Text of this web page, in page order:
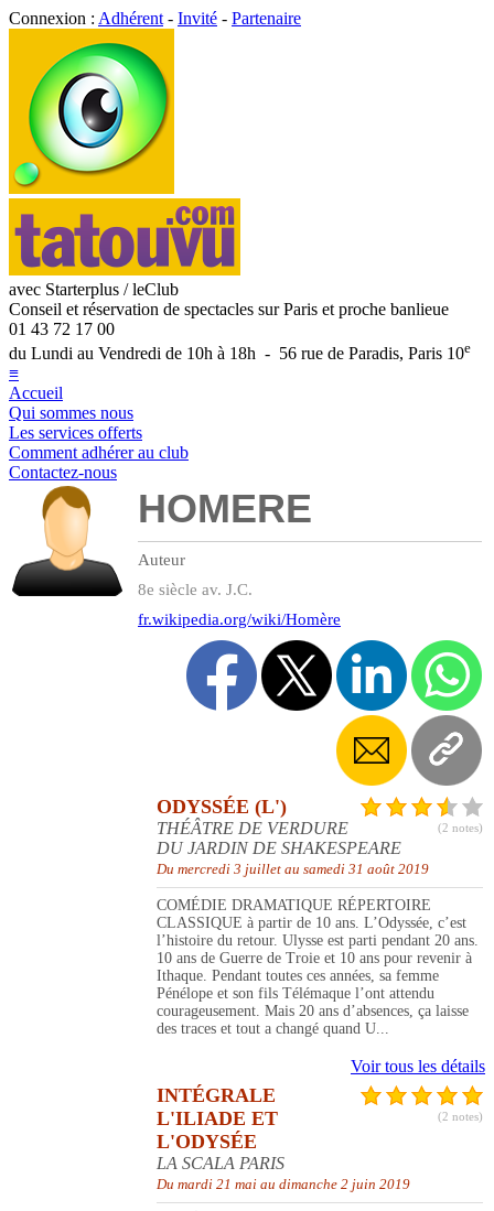
Connexion : Adhérent - Invité - Partenaire
avec Starterplus / leClub
Conseil et réservation de spectacles sur Paris et proche banlieue
01 43 72 17 00
du Lundi au Vendredi de 10h à 18h - 56 rue de Paradis, Paris 10e
≡
Accueil
Qui sommes nous
Les services offerts
Comment adhérer au club
Contactez-nous
HOMERE
Auteur
8e siècle av. J.C.
fr.wikipedia.org/wiki/Homère
(2 notes)
ODYSSÉE (L')
THÉÂTRE DE VERDURE
DU JARDIN DE SHAKESPEARE
Du mercredi 3 juillet au samedi 31 août 2019
COMÉDIE DRAMATIQUE RÉPERTOIRE
CLASSIQUE à partir de 10 ans. L’Odyssée, c’est
l’histoire du retour. Ulysse est parti pendant 20 ans.
10 ans de Guerre de Troie et 10 ans pour revenir à
Ithaque. Pendant toutes ces années, sa femme
Pénélope et son fils Télémaque l’ont attendu
courageusement. Mais 20 ans d’absences, ça laisse
des traces et tout a changé quand U...
Voir tous les détails
(2 notes)
INTÉGRALE
L'ILIADE ET
L'ODYSÉE
LA SCALA PARIS
Du mardi 21 mai au dimanche 2 juin 2019